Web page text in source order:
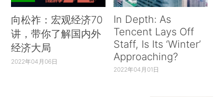
向松祚：宏观经济70
讲，带你了解国内外
经济大局
2022年04月06日
In Depth: As
Tencent Lays Off
Staff, Is Its ‘Winter’
Approaching?
2022年04月01日